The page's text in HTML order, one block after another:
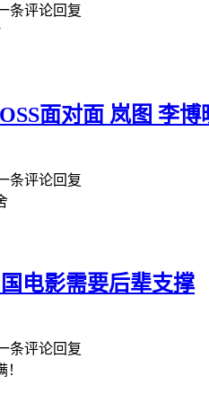
条评论回复
面对面 岚图 李博
条评论回复
电影需要后辈支撑
条评论回复